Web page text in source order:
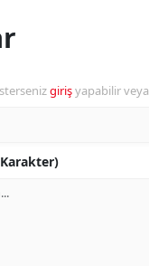
girişyapabilir veya